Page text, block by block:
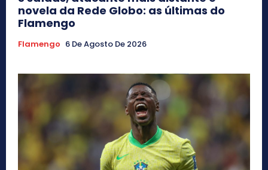
novela da Rede Globo: as últimas do
Flamengo
Flamengo 6 De Agosto De 2026